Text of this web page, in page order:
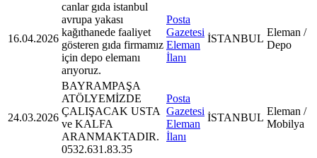
16.04.2026
canlar gıda istanbul
avrupa yakası
kağıthanede faaliyet
gösteren gıda firmamız
için depo elemanı
arıyoruz.
Posta
Gazetesi
Eleman
İlanı
İSTANBUL
Eleman /
Depo
24.03.2026
BAYRAMPAŞA
ATÖLYEMİZDE
ÇALIŞACAK USTA
ve KALFA
ARANMAKTADIR.
0532.631.83.35
Posta
Gazetesi
Eleman
İlanı
İSTANBUL
Eleman /
Mobilya